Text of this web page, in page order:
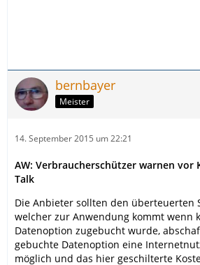
bernbayer
Meister
14. September 2015 um 22:21
AW: Verbraucherschützer warnen vor
Talk
Die Anbieter sollten den überteuerten
welcher zur Anwendung kommt wenn
Datenoption zugebucht wurde,
gebuchte Datenoption eine
möglich und das hier geschilterte